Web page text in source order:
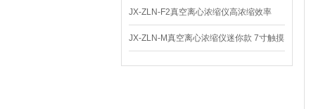
体
JX-ZLN-F2真空离心浓缩仪高浓缩效率
JX-ZLN-M真空离心浓缩仪迷你款 7寸触摸
屏